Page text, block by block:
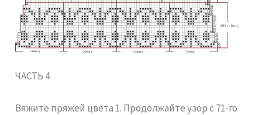
ЧАСТЬ 4
Вяжите пряжей цвета 1. Продолжайте узор с 71-го